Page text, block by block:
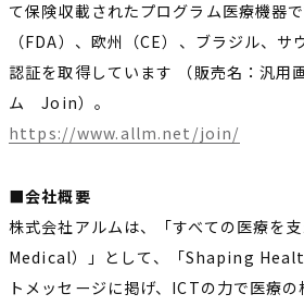
て保険収載されたプログラム医療機器
（FDA）、欧州（CE）、ブラジル、
認証を取得しています （販売名：汎用
ム Join）。
https://www.allm.net/join/
■会社概要
株式会社アルムは、「すべての医療を
Medical）」として、「Shaping
トメッセージに掲げ、ICTの力で医療